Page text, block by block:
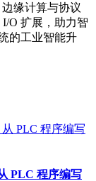
缘计算与协议
O 扩展，助力智
的工业智能升
PLC 程序编写